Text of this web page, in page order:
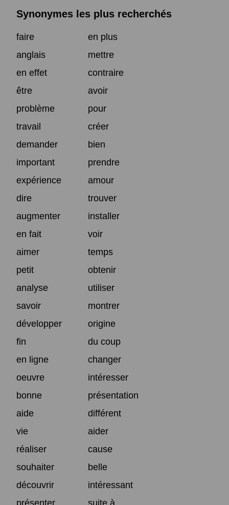
Synonymes les plus recherchés
faire
en plus
anglais
mettre
en effet
contraire
être
avoir
problème
pour
travail
créer
demander
bien
important
prendre
expérience
amour
dire
trouver
augmenter
installer
en fait
voir
aimer
temps
petit
obtenir
analyse
utiliser
savoir
montrer
développer
origine
fin
du coup
en ligne
changer
oeuvre
intéresser
bonne
présentation
aide
différent
vie
aider
réaliser
cause
souhaiter
belle
découvrir
intéressant